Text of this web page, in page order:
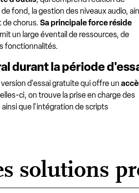
fond, la gestion des niveaux audio,
de chorus. Sa principale force réside
un large éventail de ressources, de
fonctionnalités.
durant la période
d'essai gratuite qui offre un
ci, on trouve la prise en charge des
que l'intégration de scripts
solutions